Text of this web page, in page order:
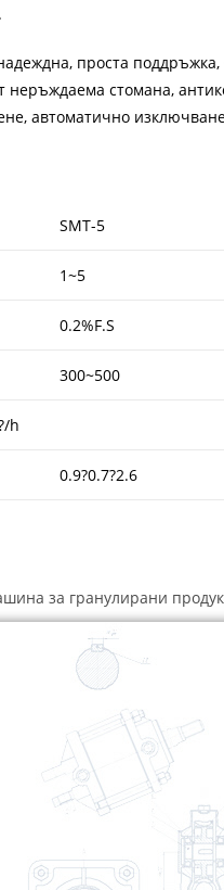
проста поддръжка,
неръждаема стомана,
автоматично
SMT-5
1~5
0.2%F.S
300~500
h
0.9?0.7?2.6
за гранулирани